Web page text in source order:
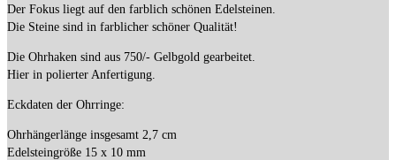
Der Fokus liegt auf den farblich schönen Edelsteinen.
Die Steine sind in farblicher schöner Qualität!
Die Ohrhaken sind aus 750/- Gelbgold gearbeitet.
Hier in polierter Anfertigung.
Eckdaten der Ohrringe:
Ohrhängerlänge insgesamt 2,7 cm
Edelsteingröße 15 x 10 mm